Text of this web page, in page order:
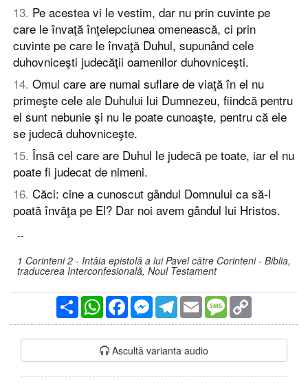
13. Pe acestea vi le vestim, dar nu prin cuvinte pe
care le învaţă înţelepciunea omenească, ci prin
cuvinte pe care le învaţă Duhul, supunând cele
duhovniceşti judecăţii oamenilor duhovniceşti.
14. Omul care are numai suflare de viaţă în el nu
primeşte cele ale Duhului lui Dumnezeu, fiindcă pentru
el sunt nebunie şi nu le poate cunoaşte, pentru că ele
se judecă duhovniceşte.
15. Însă cel care are Duhul le judecă pe toate, iar el nu
poate fi judecat de nimeni.
16. Căci: cine a cunoscut gândul Domnului ca să-l
poată învăţa pe El? Dar noi avem gândul lui Hristos.
--
1 Corinteni 2 - Intâia epistolă a lui Pavel către Corinteni - Biblia,
traducerea Interconfesională, Noul Testament
PartajareWhatsAppFacebookMessengerTelegram
Email Message
Ascultă varianta audio